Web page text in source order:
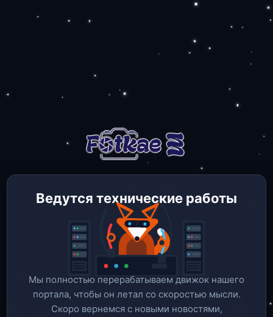
Ведутся технические работы
Мы полностью перерабатываем движок нашего
портала, чтобы он летал со скоростью мысли.
Скоро вернемся c новыми новостями,